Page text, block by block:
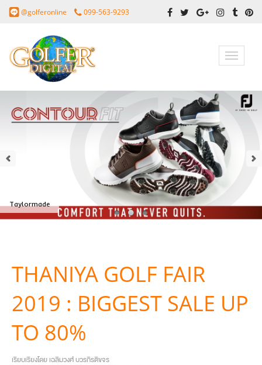
@golferonline 099-563-9293
Toggle
Taylormade
THANIYA GOLF FAIR
2019 : BIGGEST SALE UP
TO 80%
เรียบเรียงโดย เฉลิมวงศ์ บวรกีรติขจร